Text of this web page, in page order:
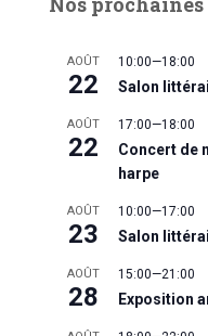
AOÛT
22
10:00—18:00
Salon
AOÛT
22
17:00—18:00
Concert de
harpe
AOÛT
23
10:00—17:00
Salon
AOÛT
28
15:00—21:00
Exposition